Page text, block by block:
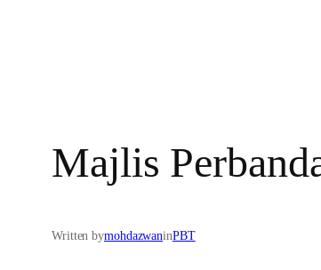
Majlis
Written bymohdazwaninPBT